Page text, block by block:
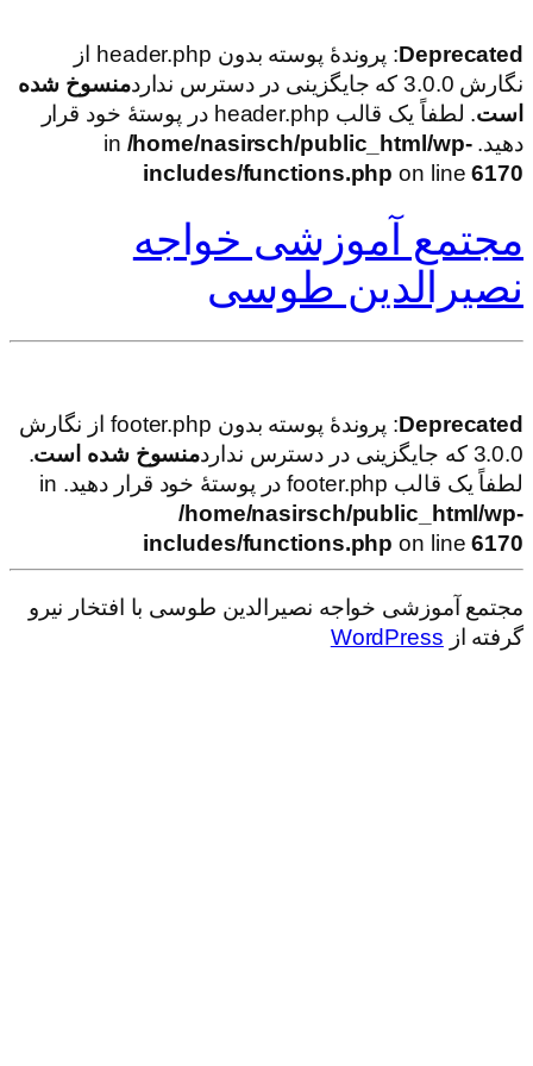
Deprecated
: پروندهٔ پوسته بدون header.php از
نگارش 3.0.0 که جایگزینی در دسترس ندارد
منسوخ شده
است
. لطفاً یک قالب header.php در پوستهٔ خود قرار
دهید. in/home/nasirsch/public_html/wp-
includes/functions.php on line6170
مجتمع آموزشی خواجه
نصیرالدین طوسی
Deprecated
: پروندهٔ پوسته بدون footer.php از نگارش
3.0.0 که جایگزینی در دسترس ندارد
منسوخ شده است.
لطفاً یک قالب footer.php در پوستهٔ خود قرار دهید. in
/home/nasirsch/public_html/wp-
includes/functions.php on line6170
مجتمع آموزشی خواجه نصیرالدین طوسی با افتخار نیرو
گرفته از WordPress